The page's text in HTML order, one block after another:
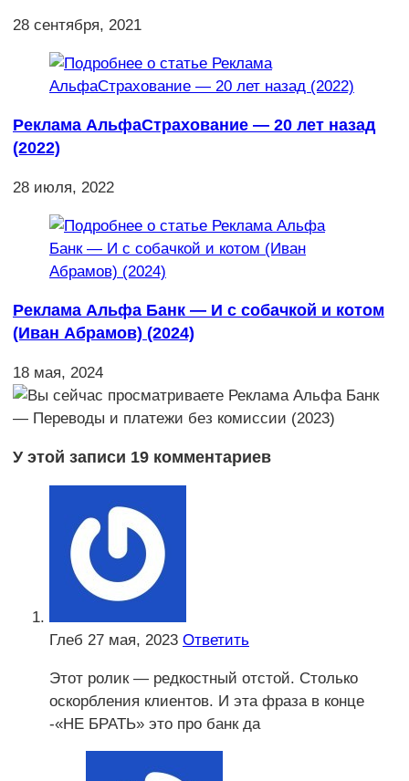
28 сентября, 2021
Реклама АльфаСтрахование — 20 лет назад
(2022)
28 июля, 2022
Реклама Альфа Банк — И с собачкой и котом
(Иван Абрамов) (2024)
18 мая, 2024
У этой записи 19 комментариев
Глеб 27 мая, 2023 Ответить
Этот ролик — редкостный отстой. Столько
оскорбления клиентов. И эта фраза в конце
-«НЕ БРАТЬ» это про банк да